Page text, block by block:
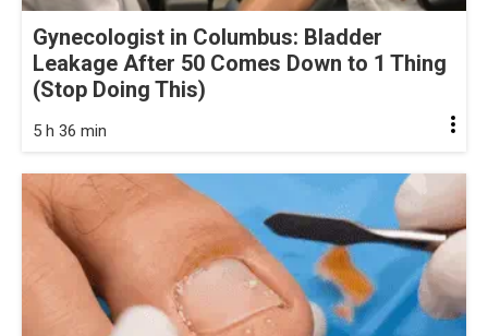
Gynecologist in Columbus: Bladder
Leakage After 50 Comes Down to 1 Thing
(Stop Doing This)
5 h 36 min